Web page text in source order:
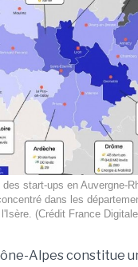
des start-ups en Auvergne-
dans les
l'Isère. (Crédit France
Alpes constitue